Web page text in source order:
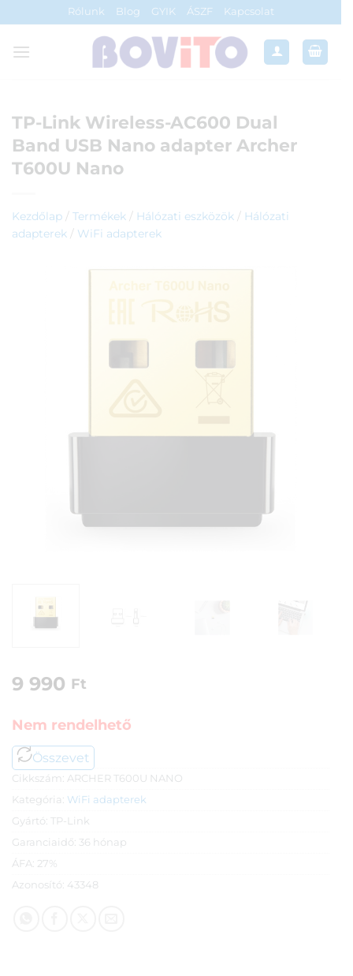
to
content
Rólunk Blog GYIK ÁSZF Kapcsolat
TP-Link Wireless-AC600 Dual
Band USB Nano adapter Archer
T600U Nano
Kezdőlap / Termékek / Hálózati eszközök / Hálózati
adapterek / WiFi adapterek
9 990 Ft
Nem rendelhető
Összevet
Cikkszám: ARCHER T600U NANO
Kategória: WiFi adapterek
Gyártó: TP-Link
Garanciaidő: 36 hónap
ÁFA: 27%
Azonosító: 43348